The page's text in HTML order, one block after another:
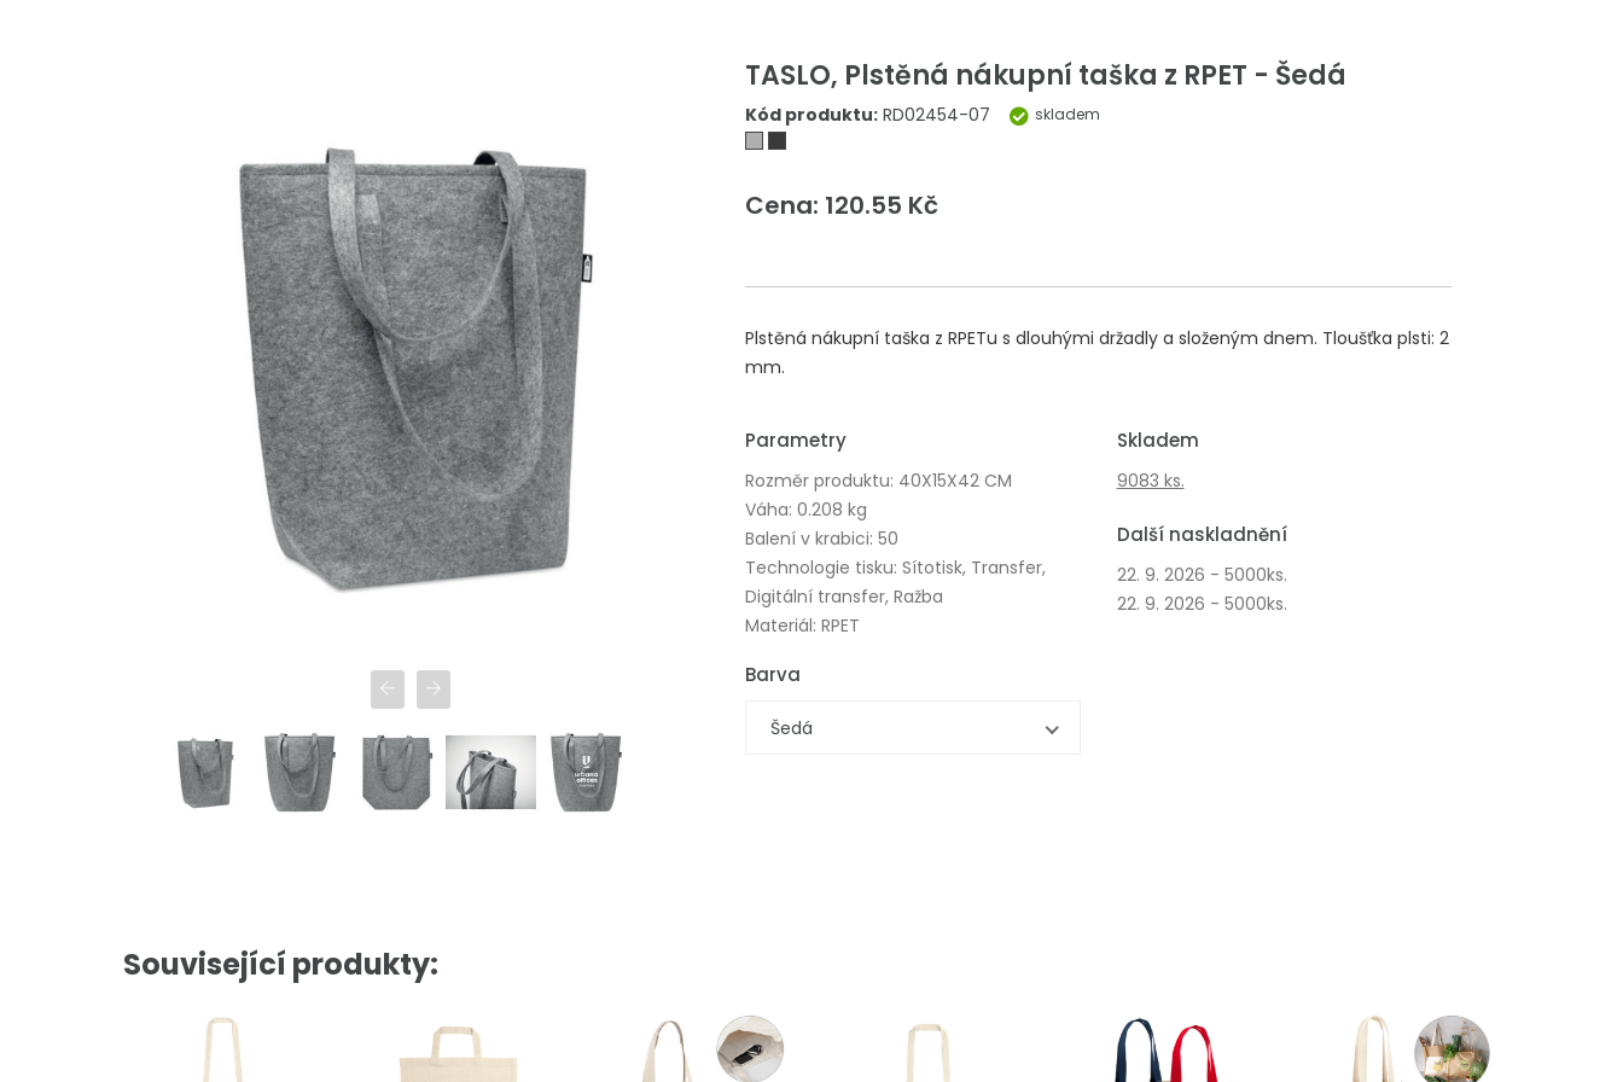
TASLO, Plstěná nákupní taška z RPET - Šedá
Kód produktu: RD02454-07 skladem
Cena: 120.55 Kč
Plstěná nákupní taška z RPETu s dlouhými držadly a složeným dnem. Tloušťka plsti: 2
mm.
Parametry
Rozměr produktu: 40X15X42 CM
Váha: 0.208 kg
Balení v krabici: 50
Technologie tisku: Sítotisk, Transfer,
Digitální transfer, Ražba
Materiál: RPET
Skladem
9083 ks.
Další naskladnění
22. 9. 2026 - 5000ks.
22. 9. 2026 - 5000ks.
Barva
Šedá
Související produkty: